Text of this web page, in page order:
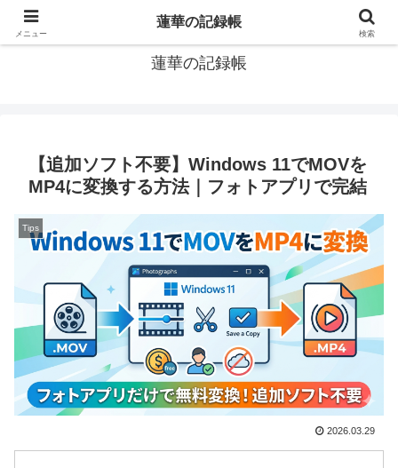
窓際社員の現役SEによるゲーム攻略、IT関連のメモです
蓮華の記録帳
【追加ソフト不要】Windows 11でMOVを
MP4に変換する方法｜フォトアプリで完結
Tips
2026.03.29
メニュー
蓮華の記録帳
検索